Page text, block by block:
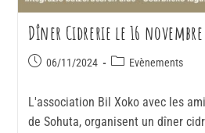
Dîner Cidrerie le 16 novembre
06/11/2024 Evènements
L'association Bil Xoko avec les
de Sohuta, organisent un dîner